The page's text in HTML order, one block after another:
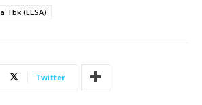
Tbk (ELSA)
Twitter